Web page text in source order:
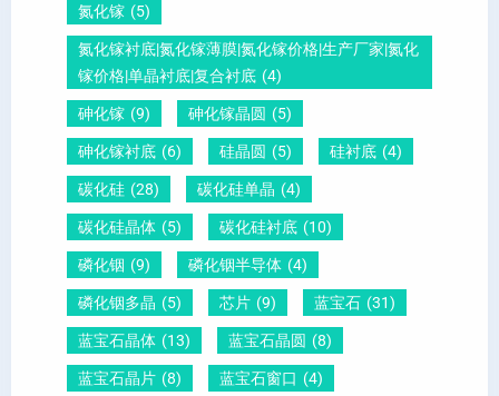
？
晶
氮化镓 (5)
氮化镓衬底|氮化镓薄膜|氮化镓价格|生产厂家|氮化
镓价格|单晶衬底|复合衬底 (4)
砷化镓 (9) 砷化镓晶圆 (5)
砷化镓衬底 (6) 硅晶圆 (5) 硅衬底 (4)
碳化硅 (28) 碳化硅单晶 (4)
碳化硅晶体 (5) 碳化硅衬底 (10)
磷化铟 (9) 磷化铟半导体 (4)
磷化铟多晶 (5) 芯片 (9) 蓝宝石 (31)
蓝宝石晶体 (13) 蓝宝石晶圆 (8)
蓝宝石晶片 (8) 蓝宝石窗口 (4)